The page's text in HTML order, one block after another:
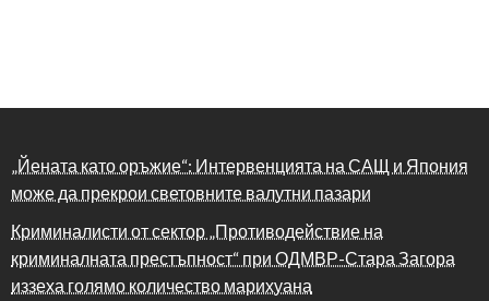
„Йената като оръжие“: Интервенцията на САЩ и Япония
може да прекрои световните валутни пазари
Криминалисти от сектор „Противодействие на
криминалната престъпност“ при ОДМВР-Стара Загора
иззеха голямо количество марихуана